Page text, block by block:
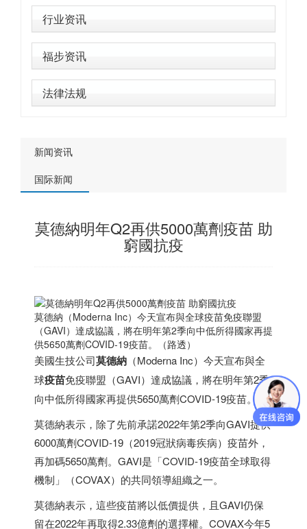
行业资讯
福步资讯
法律法规
新闻资讯
国际新闻
莫德納明年Q2再供5000萬劑疫苗 助
窮國抗疫
莫德納（Moderna Inc）今天宣布與全球疫苗免疫聯盟
（GAVI）達成協議，將在明年第2季向中低所得國家再提
供5650萬劑COVID-19疫苗。（路透）
美國生技公司莫德納 （Moderna Inc）今天宣布與全
球疫苗免疫聯盟（GAVI）達成協議，將在明年第2季
向中低所得國家再提供5650萬劑COVID-19疫苗。
莫德納表示，除了先前承諾2022年第2季向GAVI提供
6000萬劑COVID-19（2019冠狀病毒疾病）疫苗外，
再加碼5650萬劑。GAVI是「COVID-19疫苗全球取得
機制」（COVAX）的共同領導組織之一。
莫德納表示，這些疫苗將以低價提供，且GAVI仍保
留在2022年再取得2.33億劑的選擇權。COVAX今年5